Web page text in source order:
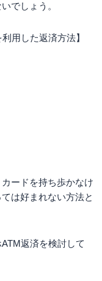
でしょう。
用した返済方法】
ードを持ち歩かなけ
は好まれない方法と
返済を検討して